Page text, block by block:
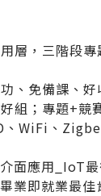
層，三階段
、免備課、好
組；專題+競
、WiFi、
面應用_IoT最
業即就業最佳